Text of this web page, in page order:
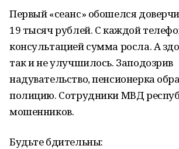
Первый «сеанс» обошелся
19 тысяч рублей. С каждой
консультацией сумма росла. А
так и не улучшилось. Заподозрив
надувательство, пенсионерка
полицию. Сотрудники МВД
мошенников.
Будьте бдительны: